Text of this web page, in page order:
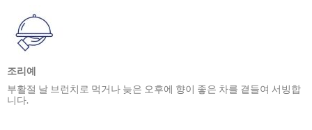
조리예
부활절 날 브런치로 먹거나 늦은 오후에 향이 좋은 차를 곁들여 서빙합
니다.